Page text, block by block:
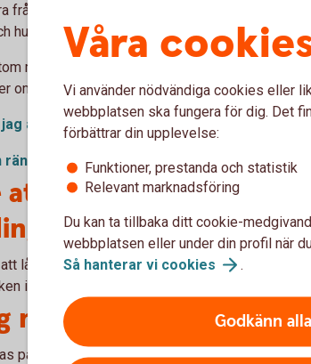
frågor som handlar om ditt bolån, till exempel
hur mycket du ska amortera.
med andra frågor som rör ditt nya boende,
om du vill prata om ditt sparande.
amortera?
ränta?
att skicka tillbaka
lånehandlingar kommer skickas ut till dig och
i god tid innan tillträdet.
nycklarna till
på tillträdesdagen, oftast på mäklarens kontor.
Våra
Vi använder nödvändiga cookies eller
webbplatsen ska fungera för dig. Det
förbättrar din upplevelse:
Funktioner, prestanda och statistik
Relevant marknadsföring
Du kan ta tillbaka ditt cookie-
webbplatsen eller under din profil när
Så hanterar vi cookies .
Godkänn